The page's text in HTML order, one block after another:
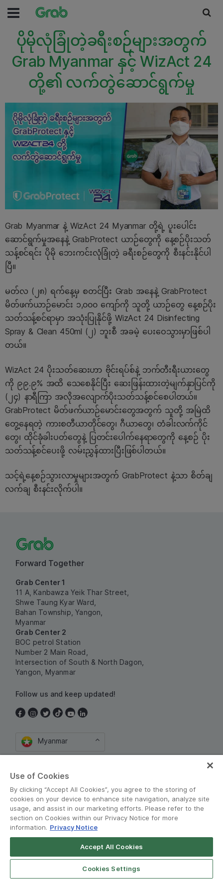
ပိုမိုလုံခြုံတဲ့ခရီးစဉ်များအတွက်
Grab Myanmar နှင့် WizAct 24
တို့၏ လက်တွဲဆောင်ရွက်မှု
Grab Myanmar နဲ့ WizAct 24 Myanmar တို့ရဲ့ ပူးပေါင်း
ဆောင်ရွက်မှုအနေနဲ့ GrabProtect ယာဉ်တွေကို နေ့စဉ်ပိုးသတ်
သန့်စင်ရင်း ပိုမို ဘေးကင်းလုံခြုံတဲ့ ခရီးစဉ်တွေကို စီးနင်းနိုင်ပါ
ပြီ။
မတ်လ (၂၈) ရက်နေ့မှ စတင်ပြီး Grab အနေနဲ့ GrabProtect
မိတ်ဖက်ယာဉ်မောင်း ၁,၀၀၀ ကျော်ကို သူတို့ ယာဉ်တွေ နေ့စဉ်ပိုး
သတ်သန့်စင်ရာမှာ အသုံးပြုနိုင်ဖို့ WizAct 24 Disinfecting
Spray & Clean 450ml (၂) ဘူးစီ အခမဲ့ ပေးဝေသွားမှာဖြစ်ပါ
တယ်။
WizAct 24 ပိုးသတ်ဆေးဟာ ဗိုင်းရပ်စ်နဲ့ ဘက်တီးရီးယားတွေ
ကို ၉၉.၉% အထိ သေစေနိုင်ပြီး ဆေးဖြန်းထားတဲ့မျက်နှာပြင်ကို
(၂၄) နာရီကြာ အလိုအလျောက်ပိုးသတ်သန့်စင်စေပါတယ်။
GrabProtect မိတ်ဖက်ယာဉ်မောင်းတွေအတွက် သူတို့ အမြဲထိ
တွေ့နေရတဲ့ ကားစတီယာတိုင်တွေ၊ ဂီယာတွေ၊ တံခါးလက်ကိုင်
တွေ၊ ထိုင်ခုံခါးပတ်တွေနဲ့ ပြတင်းပေါက်နေရာတွေကို နေ့စဉ် ပိုး
သတ်သန့်စင်ပေးဖို့ လမ်းညွှန်ထားပြီးဖြစ်ပါတယ်။
သင့်ရဲ့နေ့စဉ်သွားလာမှုများအတွက် GrabProtect နဲ့သာ စိတ်ချ
လက်ချ စီးနင်းလိုက်ပါ။
Forward Together
Grab Center 1
11 A, Kanbawza Yeik Thar Street,
Shwe Taung Kyar Ward,
Bahan Township, Yangon,
Myanmar
Grab Center 2
BOC petrol Station
Number 2 Main Road,
Intersection of South & North Dagon,
Yangon, Myanmar
Follow us and keep updated!
Myanmar
စည်းကမ်းသတ်မှတ်ချက်များနှင့် မူဝါဒမျာ
© Grab 2010 - 2026
Grab for Android
Open App
Use of Cookies
By clicking “Accept All Cookies”, you agree to the storing of
cookies on your device to enhance site navigation, analyze site
usage, and assist in our marketing efforts. Please refer to the
section on Cookies within our Privacy Notice for more
information. Privacy Notice
Accept All Cookies
Cookies Settings